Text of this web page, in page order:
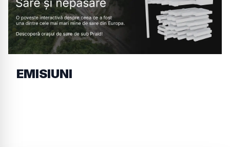
EMISIUNI